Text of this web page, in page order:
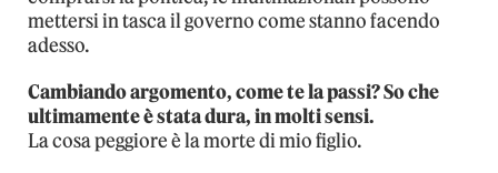
mettersi in tasca il governo come stanno facendo
adesso.
Cambiando argomento, come te la passi? So che
ultimamente è stata dura, in molti sensi.
La cosa peggiore è la morte di mio figlio.